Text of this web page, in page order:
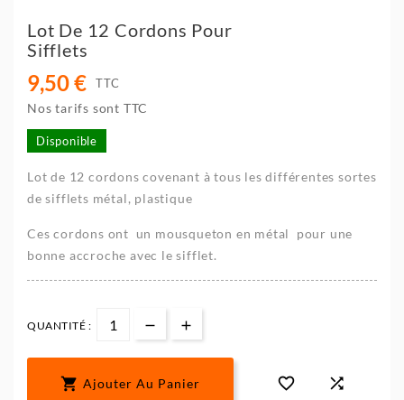
Lot De 12 Cordons Pour
Sifflets
9,50 € TTC
Nos tarifs sont TTC
Disponible
Lot de 12 cordons covenant à tous les différentes sortes
de sifflets métal, plastique
Ces cordons ont un mousqueton en métal pour une
bonne accroche avec le sifflet.
QUANTITÉ :
 Ajouter Au Panier  